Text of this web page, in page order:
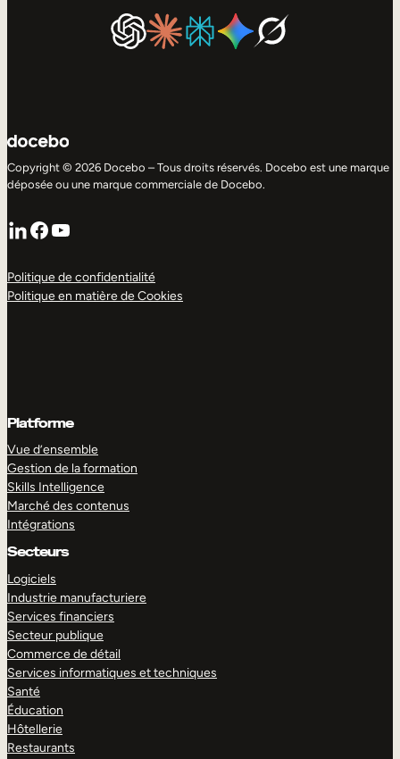
Copyright © 2026 Docebo – Tous droits réservés. Docebo est une marque
déposée ou une marque commerciale de Docebo.
LinkedIn
Facebook
YouTube
Politique de confidentialité
Politique en matière de Cookies
Platforme
Vue d’ensemble
Gestion de la formation
Skills Intelligence
Marché des contenus
Intégrations
Secteurs
Logiciels
Industrie manufacturiere
Services financiers
Secteur publique
Commerce de détail
Services informatiques et techniques
Santé
Éducation
Hôtellerie
Restaurants